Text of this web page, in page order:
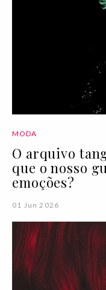
MODA
O arquivo
que o nosso
emoções?
01 Jun 2026